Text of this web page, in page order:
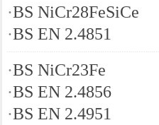
·BS NiCr28FeSiCe
·BS EN 2.4851
·BS NiCr23Fe
·BS EN 2.4856
·BS EN 2.4951